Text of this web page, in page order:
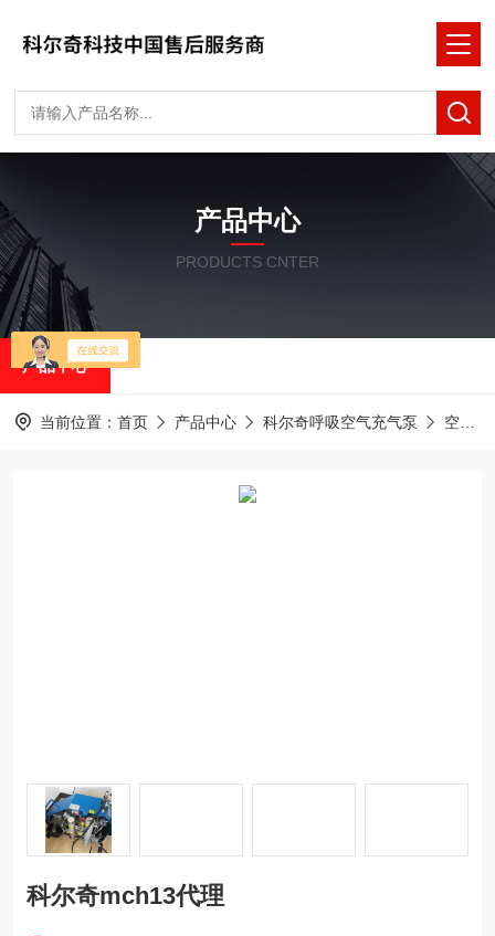
产品中心
PRODUCTS CNTER
产品中心
当前位置： 首页 产品中心 科尔奇呼吸空气充气泵 空气压缩机
科尔奇mch13代理